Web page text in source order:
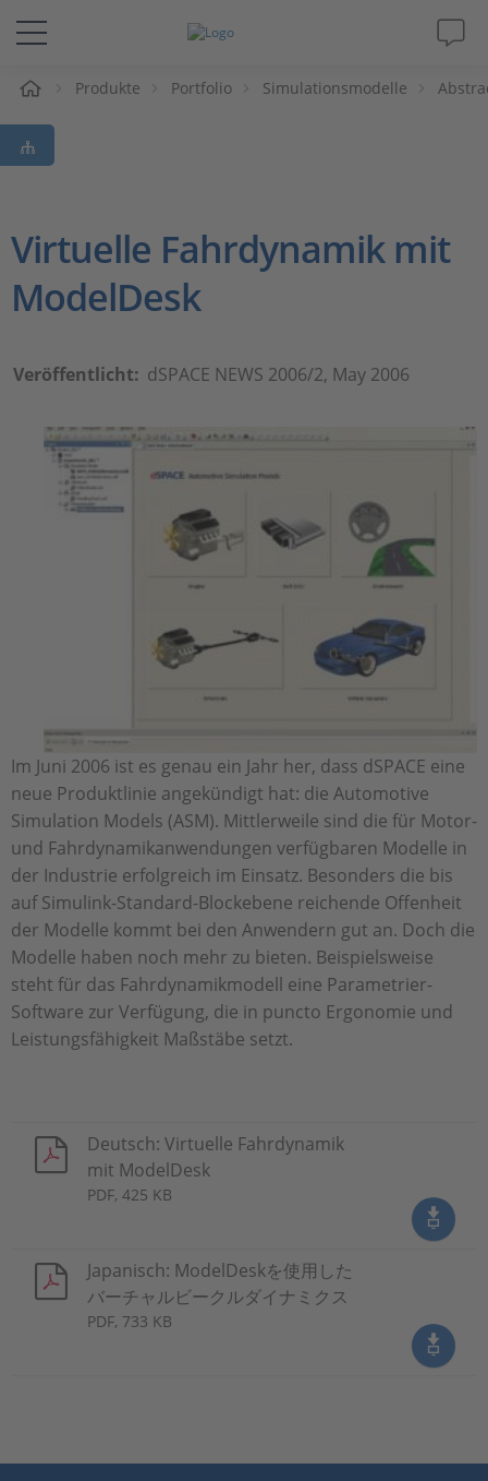
Lösungen & Produkte
Support
Magazin
Produkte Portfolio Simulationsmodelle
Virtuelle Fahrdynamik mit
ModelDesk
Veröffentlicht: dSPACE NEWS 2006/2, May 2006
Im Juni 2006 ist es genau ein Jahr her, dass dSPACE eine
neue Produktlinie angekündigt hat: die Automotive
Simulation Models (ASM). Mittlerweile sind die für Motor-
und Fahrdynamikanwendungen verfügbaren Modelle in
der Industrie erfolgreich im Einsatz. Besonders die bis
auf Simulink-Standard-Blockebene reichende Offenheit
der Modelle kommt bei den Anwendern gut an. Doch die
Modelle haben noch mehr zu bieten. Beispielsweise
steht für das Fahrdynamikmodell eine Parametrier-
Software zur Verfügung, die in puncto Ergonomie und
Leistungsfähigkeit Maßstäbe setzt.
Deutsch: Virtuelle Fahrdynamik
mit ModelDesk
PDF, 425 KB
Japanisch: ModelDeskを使用した
バーチャルビークルダイナミクス
PDF, 733 KB